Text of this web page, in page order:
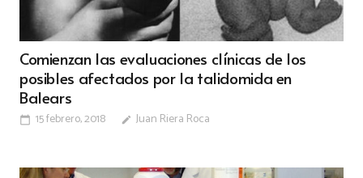
Comienzan las evaluaciones clínicas de los
posibles afectados por la talidomida en
Balears
calendar_today 15 febrero, 2018 edit Juan Riera Roca